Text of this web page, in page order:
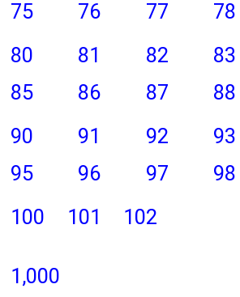
75
76 77 78
80
81 82 83
85
86 87 88
90
91 92 93
95
96 97 98
100
101 102
1,000